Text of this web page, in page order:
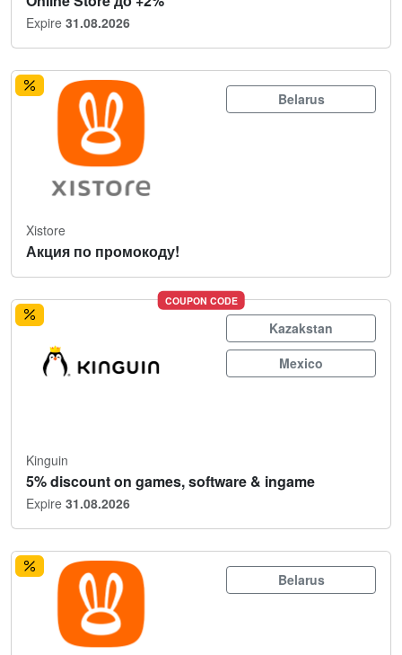
Expire 31.08.2026
Belarus
Xistore
Акция по промокоду!
COUPON CODE
Kazakstan
Mexico
Kinguin
5% discount on games, software & ingame
Expire 31.08.2026
Belarus